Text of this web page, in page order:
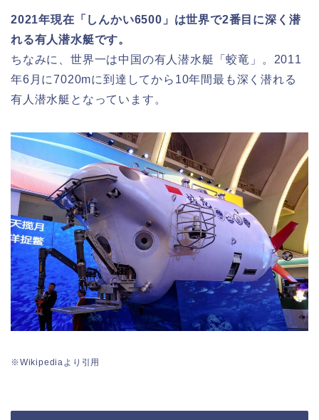
2021年現在「しんかい6500」は世界で2番目に深く潜
れる有人潜水艇です。
ちなみに、世界一は中国の有人潜水艇「蛟竜」。2011
年6月に7020mに到達してから10年間最も深く潜れる
有人潜水艇となっています。
※Wikipediaより引用